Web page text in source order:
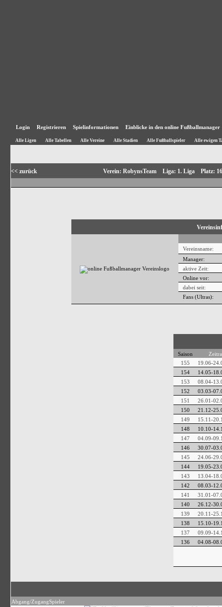
Login Registrieren Spielinformationen Einblicke in den online Fußballmanager
Alle Ligen Alle Tabellen Alle Vereine Alle Stadien Alle Fußballspieler Alle ewigen
<< zurück Verein: RobynsTeam Liga: 1. Liga Platz:
Vereinsname:
Manager:
aktive Zeit:
Online vor:
dabei seit:
Fans (Ultras):
Saison
155
19.06-
154
14.05-
153
08.04-
152
03.03-
151
26.01-
150
21.12-
149
15.11-
148
10.10-
147
04.09-
146
30.07-
145
24.06-
144
19.05-
143
13.04-
142
08.03-
141
31.01-
140
26.12-
139
20.11-
138
15.10-
137
09.09-
136
04.08-
Abgang/ZugangSpieler